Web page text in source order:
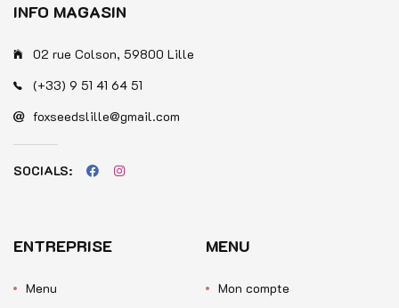
INFO MAGASIN
02 rue Colson, 59800 Lille
(+33) 9 51 41 64 51
foxseedslille@gmail.com
SOCIALS:
ENTREPRISE
Menu
MENU
Mon compte